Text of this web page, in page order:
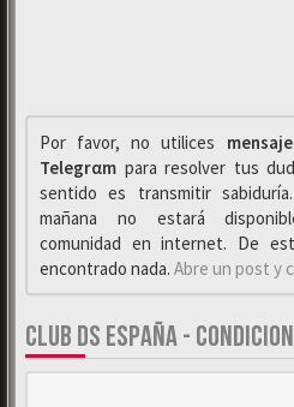
Por favor, no utilices
Telegrαm para resolver tus
sentido es transmitir
mañana no estará
comunidad en internet. De
encontrado nada. Abre un post y
CLUB DS ESPAÑA -